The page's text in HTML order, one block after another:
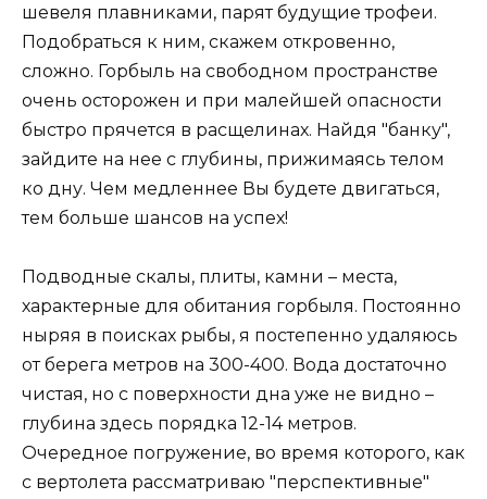
шевеля плавниками, парят будущие трофеи.
Подобраться к ним, скажем откровенно,
сложно. Горбыль на свободном пространстве
очень осторожен и при малейшей опасности
быстро прячется в расщелинах. Найдя "банку",
зайдите на нее с глубины, прижимаясь телом
ко дну. Чем медленнее Вы будете двигаться,
тем больше шансов на успех!
Подводные скалы, плиты, камни – места,
характерные для обитания горбыля. Постоянно
ныряя в поисках рыбы, я постепенно удаляюсь
от берега метров на 300-400. Вода достаточно
чистая, но с поверхности дна уже не видно –
глубина здесь порядка 12-14 метров.
Очередное погружение, во время которого, как
с вертолета рассматриваю "перспективные"